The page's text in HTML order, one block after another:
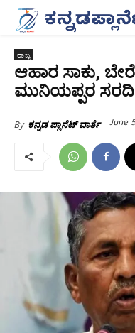
ರಾಜ್ಯ
ಆಹಾರ ಸಾಕು,
ಮುನಿಯಪ್ಪರ ಸರದಿ
By ಕನ್ನಡ ಪ್ಲಾನೆಟ್ ವಾರ್ತೆ June